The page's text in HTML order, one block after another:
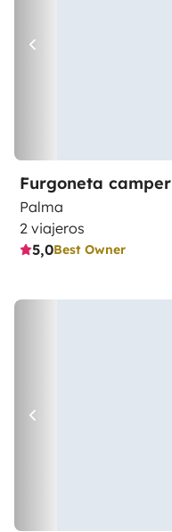
Furgoneta camper
Palma
2 viajeros
5,0Best Owner